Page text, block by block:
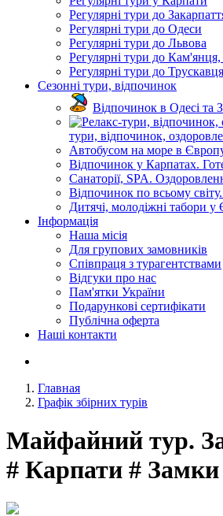
Регулярні тури до
Регулярні тури до Одеси
Регулярні тури до Львова
Регулярні тури до Кам'янця,
Регулярні тури до Трускавця
Сезонні тури, відпочинок
Відпочинок в Одесі та
тури, відпочинок,
Автобусом на море в
Відпочинок у Карпатах.
Санаторії, SPA.
Відпочинок по всьому
Дитячі, молодіжні табори у
Інформація
Наша місія
Для групових замовників
Співпраця з турагентствами
Відгуки про нас
Пам'ятки України
Подарункові сертифікати
Публічна оферта
Наші контакти
Главная
Графік збірних турів
Майфайний тур.
# Карпати #